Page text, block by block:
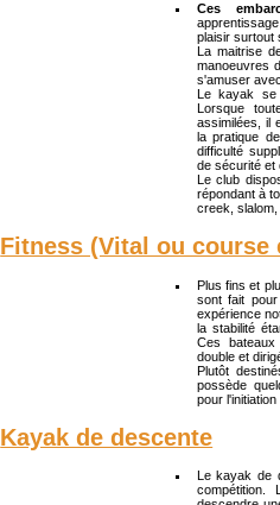
Ces
plaisir surtout
La maitrise
manoeuvres
s'amuser
Le kayak
Lorsque
assimilées, il
la pratique
difficulté
de sécurité et
Le club
répondant à
creek,
Fitness (Vital ou course
Plus fins et
sont fait
expérience
la stabilité
Ces
double et
Plutôt
possède
pour
Kayak de descente
Le kayak de